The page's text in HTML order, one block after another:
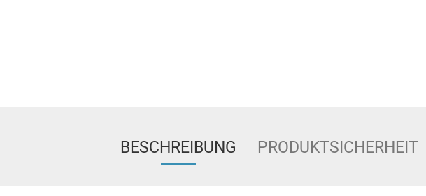
BESCHREIBUNG PRODUKTSICHERHEIT